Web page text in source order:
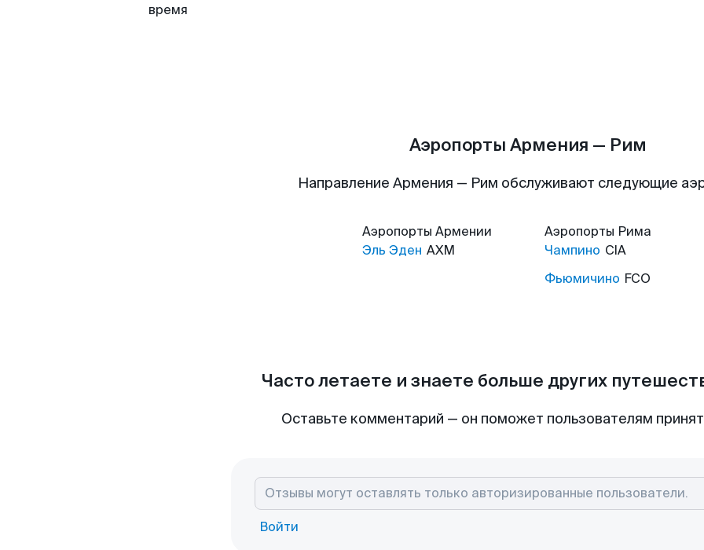
время
Аэропорты Армения — Рим
Направление Армения — Рим обслуживают следующие
Аэропорты Армении
Эль Эден AXM
Аэропорты Рима
Чампино CIA
Фьюмичино FCO
Часто летаете и знаете больше других
Оставьте комментарий — он поможет пользователям
Войти